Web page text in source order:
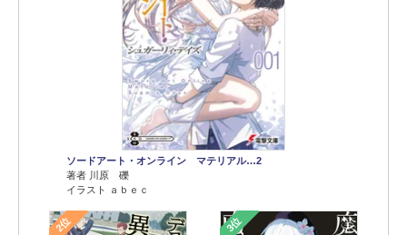
ソードアート・オンライン マテリアル…2
著者 川原 礫
イラスト ａｂｅｃ
2位 3位